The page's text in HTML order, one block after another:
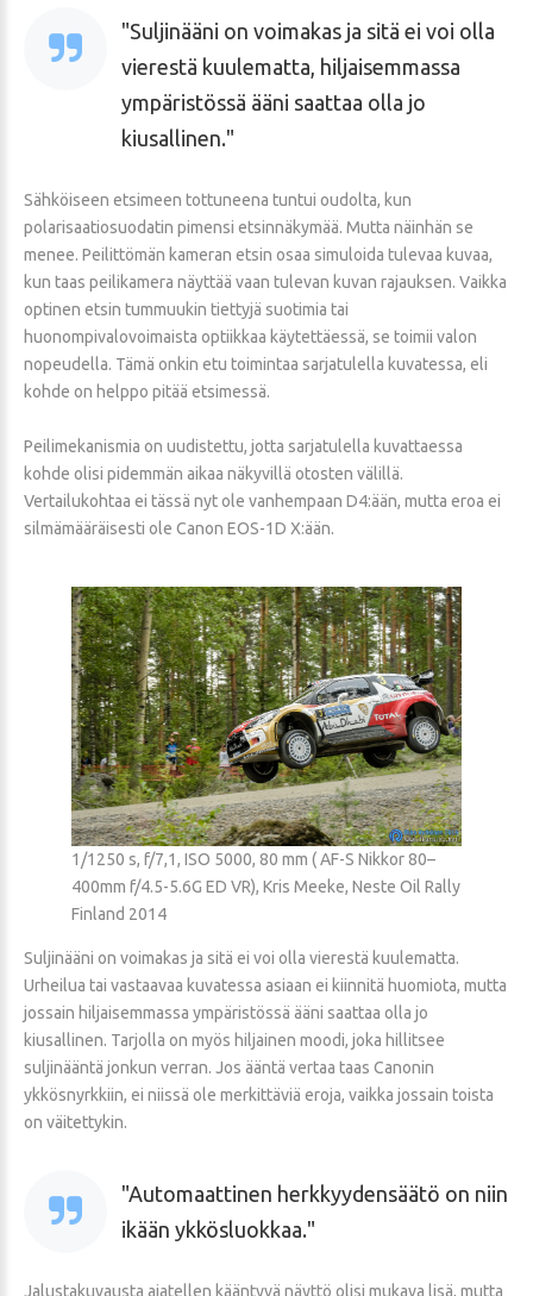
Suljinääni on voimakas ja sitä ei voi olla
vierestä kuulematta, hiljaisemmassa
ympäristössä ääni saattaa olla jo
kiusallinen.
Sähköiseen etsimeen tottuneena tuntui oudolta, kun
polarisaatiosuodatin pimensi etsinnäkymää. Mutta näinhän se
menee. Peilittömän kameran etsin osaa simuloida tulevaa kuvaa,
kun taas peilikamera näyttää vaan tulevan kuvan rajauksen. Vaikka
optinen etsin tummuukin tiettyjä suotimia tai
huonompivalovoimaista optiikkaa käytettäessä, se toimii valon
nopeudella. Tämä onkin etu toimintaa sarjatulella kuvatessa, eli
kohde on helppo pitää etsimessä.
Peilimekanismia on uudistettu, jotta sarjatulella kuvattaessa
kohde olisi pidemmän aikaa näkyvillä otosten välillä.
Vertailukohtaa ei tässä nyt ole vanhempaan D4:ään, mutta eroa ei
silmämääräisesti ole Canon EOS-1D X:ään.
1/1250 s, f/7,1, ISO 5000, 80 mm ( AF-S Nikkor 80–
400mm f/4.5-5.6G ED VR), Kris Meeke, Neste Oil Rally
Finland 2014
Suljinääni on voimakas ja sitä ei voi olla vierestä kuulematta.
Urheilua tai vastaavaa kuvatessa asiaan ei kiinnitä huomiota, mutta
jossain hiljaisemmassa ympäristössä ääni saattaa olla jo
kiusallinen. Tarjolla on myös hiljainen moodi, joka hillitsee
suljinääntä jonkun verran. Jos ääntä vertaa taas Canonin
ykkösnyrkkiin, ei niissä ole merkittäviä eroja, vaikka jossain toista
on väitettykin.
Automaattinen herkkyydensäätö on niin
ikään ykkösluokkaa.
Jalustakuvausta ajatellen kääntyvä näyttö olisi mukava lisä, mutta